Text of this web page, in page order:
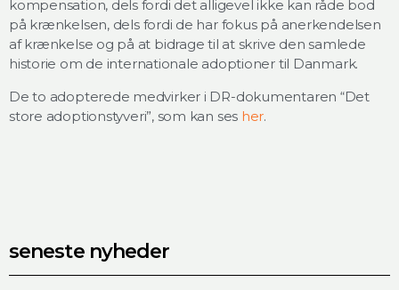
kompensation, dels fordi det alligevel ikke kan råde bod
på krænkelsen, dels fordi de har fokus på anerkendelsen
af krænkelse og på at bidrage til at skrive den samlede
historie om de internationale adoptioner til Danmark.
De to adopterede medvirker i DR-dokumentaren “Det
store adoptionstyveri”, som kan ses her.
seneste nyheder